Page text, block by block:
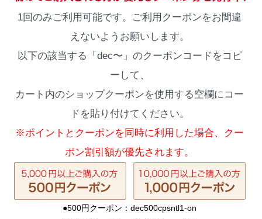
1回のみご利用可能です。ご利用クーポンをお間違
えないようお願いします。
以下の該当する「dec〜」のクーポンコードをコピ
ーして、
カート内のショップクーポンを使用する空欄にコー
ドを貼り付けてください。
※ポイントとクーポンを同時に利用した場合、クー
ポン割引額が優先されます。
●500円クーポン：dec500cpsntl1-on